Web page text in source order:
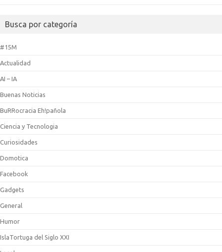
Busca por categoría
#15M
Actualidad
AI – IA
Buenas Noticias
BuRRocracia Eh!pañola
Ciencia y Tecnologia
Curiosidades
Domotica
Facebook
Gadgets
General
Humor
IslaTortuga del Siglo XXI